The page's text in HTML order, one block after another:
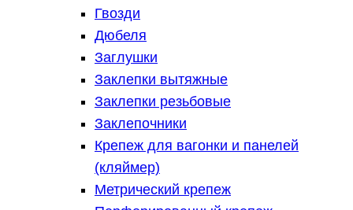
Гвозди
Дюбеля
Заглушки
Заклепки вытяжные
Заклепки резьбовые
Заклепочники
Крепеж для вагонки и панелей
(кляймер)
Метрический крепеж